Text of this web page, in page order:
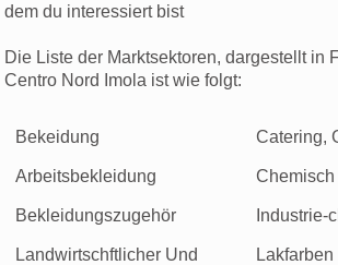
dem du interessiert bist
Die Liste der Marktsektoren, dargestellt in
Centro Nord Imola ist wie folgt:
Bekeidung
Arbeitsbekleidung
Bekleidungszugehör
Landwirtschftlicher Und
Catering,
Industrie-
Lakfarben